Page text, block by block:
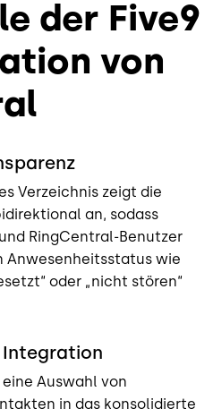
der Five9
von
Verzeichnis zeigt die
an, sodass
RingCentral-Benutzer
Anwesenheitsstatus wie
oder „nicht stören“
Auswahl von
in das konsolidierte